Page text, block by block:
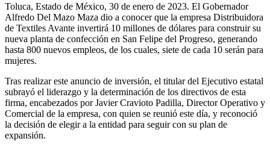
Toluca, Estado de México, 30 de enero de 2023. El Gobernador
Alfredo Del Mazo Maza dio a conocer que la empresa Distribuidora
de Textiles Avante invertirá 10 millones de dólares para construir su
nueva planta de confección en San Felipe del Progreso, generando
hasta 800 nuevos empleos, de los cuales, siete de cada 10 serán para
mujeres.
Tras realizar este anuncio de inversión, el titular del Ejecutivo estatal
subrayó el liderazgo y la determinación de los directivos de esta
firma, encabezados por Javier Cravioto Padilla, Director Operativo y
Comercial de la empresa, con quien se reunió este día, y reconoció
la decisión de elegir a la entidad para seguir con su plan de
expansión.